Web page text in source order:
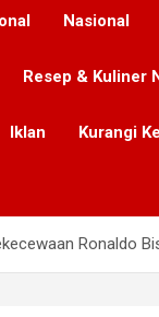
Nasional
Resep & Kuliner
Iklan Kurangi
Ronaldo